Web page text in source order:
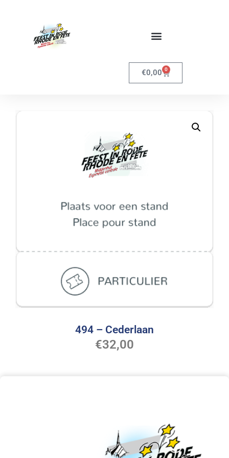
€0,00 0
494 – Cederlaan
€32,00